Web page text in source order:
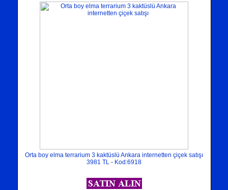
Orta boy elma terrarium 3 kaktüslü Ankara internetten çiçek satışı
3981 TL - Kod:6918